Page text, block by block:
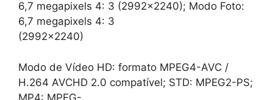
6,7 megapixels 4: 3 (2992×2240); Modo Foto:
6,7 megapixels 4: 3
(2992×2240)
Modo de Vídeo HD: formato MPEG4-AVC /
H.264 AVCHD 2.0 compatível; STD: MPEG2-PS;
MP4: MPEG-